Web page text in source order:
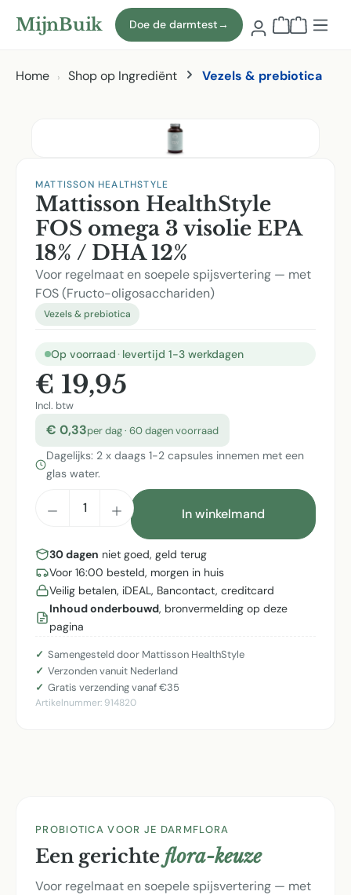
Naar hoofdinhoud
MijnBuik Doe de darmtest→
Home Shop op Ingrediënt Vezels & prebiotica
MATTISSON HEALTHSTYLE
Mattisson HealthStyle
FOS omega 3 visolie EPA
18% / DHA 12%
Voor regelmaat en soepele spijsvertering — met
FOS (Fructo-oligosacchariden)
Vezels & prebiotica
Op voorraad · levertijd 1-3 werkdagen
€ 19,95
Incl. btw
€ 0,33per dag · 60 dagen voorraad
Dagelijks: 2 x daags 1-2 capsules innemen met een
glas water.
Producthoeveelheid: Voer de
In winkelmand
30 dagen niet goed, geld terug
Voor 16:00 besteld, morgen in huis
Veilig betalen, iDEAL, Bancontact, creditcard
Inhoud onderbouwd, bronvermelding op deze
pagina
Samengesteld door Mattisson HealthStyle
Verzonden vanuit Nederland
Gratis verzending vanaf €35
Artikelnummer: 914820
PROBIOTICA VOOR JE DARMFLORA
Een gerichte flora-keuze
Voor regelmaat en soepele spijsvertering — met